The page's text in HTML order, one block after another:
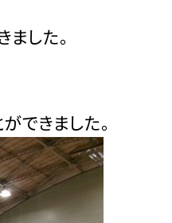
した。
できました。